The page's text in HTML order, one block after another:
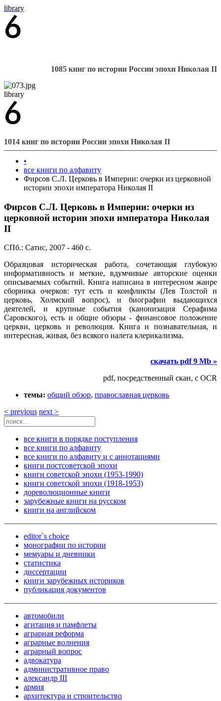
library
1085 книг по истории России эпохи Николая II
library
1014 книг по истории России эпохи Николая II
•
все книги по алфавиту
Фирсов С.Л. Церковь в Империи: очерки из церковной
истории эпохи императора Николая II
Фирсов С.Л. Церковь в Империи: очерки из
церковной истории эпохи императора Николая
II
СПб.: Сатис, 2007 - 460 с.
Образцовая историческая работа, сочетающая глубокую
информативность и меткие, вдумчивые авторские оценки
описываемых событий. Книга написана в интересном жанре
сборника очерков: тут есть и конфликты (Лев Толстой и
церковь, Холмский вопрос), и биографии выдающихся
деятелей, и крупные события (канонизация Серафима
Саровского), есть и общие обзоры - финансовое положение
церкви, церковь и революция. Книга и познавательная, и
интересная, живая, без всякого налета клерикализма.
скачать pdf 9 Mb »
pdf, посредственный скан, с OCR
темы: общий обзор, православная церковь
< previous next >
все книги в порядке поступления
все книги по алфавиту
все книги по алфавиту и с аннотациями
книги постсоветской эпохи
книги советской эпохи (1953-1990)
книги советской эпохи (1918-1953)
дореволюционные книги
зарубежные книги на русском
книги на английском
editor`s choice
монографии по истории
мемуары и дневники
статистика
диссертации
книги зарубежных историков
публикация документов
автомобили
агитация и памфлеты
аграрная реформа
аграрные волнения
аграрный вопрос
адвокатура
административное право
александр III
армия
архитектура и строительство